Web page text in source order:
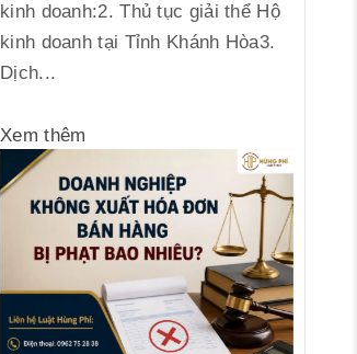
kinh doanh:2. Thủ tục giải thể Hộ
kinh doanh tại Tỉnh Khánh Hòa3.
Dịch...
Xem thêm